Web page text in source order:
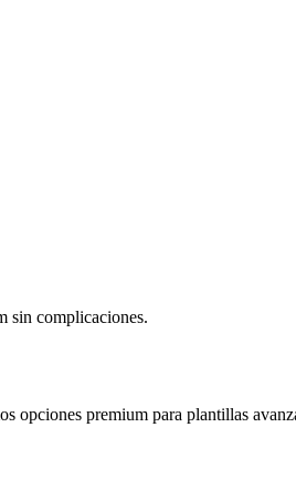
sin complicaciones.
opciones premium para plantillas